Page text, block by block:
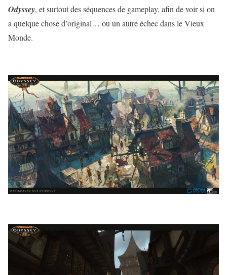
Odyssey, et surtout des séquences de gameplay, afin de voir si on
a quelque chose d’original… ou un autre échec dans le Vieux
Monde.